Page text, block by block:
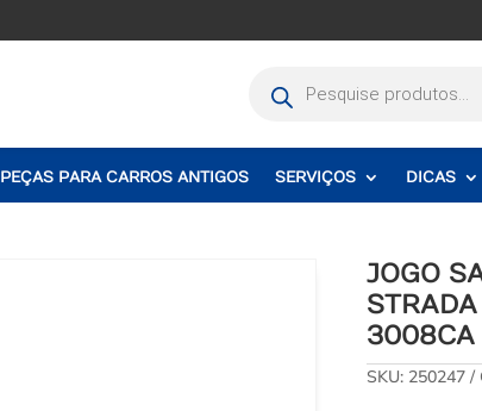
produtos
PEÇAS PARA CARROS ANTIGOS SERVIÇOS DICAS
JOGO
3008CA
SKU: 250247